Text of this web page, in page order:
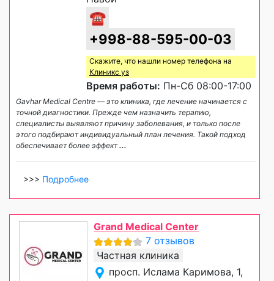
☎
+998-88-595-00-03
Скажите, что нашли номер телефона на
Клиникс уз
Время работы: Пн-Сб 08:00-17:00
Gavhar Medical Centre — это клиника, где лечение начинается с
точной диагностики. Прежде чем назначить терапию,
специалисты выявляют причину заболевания, и только после
этого подбирают индивидуальный план лечения. Такой подход
обеспечивает более эффект...
>>> Подробнее
Grand Medical Center
7 отзывов
Частная клиника
просп. Ислама Каримова, 1,